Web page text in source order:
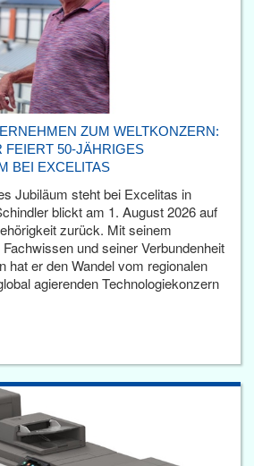
ZUM WELTKONZERN:
FEIERT 50-JÄHRIGES
BEI EXCELITAS
Jubiläum steht bei Excelitas in
blickt am 1. August 2026 auf
zurück. Mit seinem
und seiner Verbundenheit
hat er den Wandel vom regionalen
agierenden Technologiekonzern